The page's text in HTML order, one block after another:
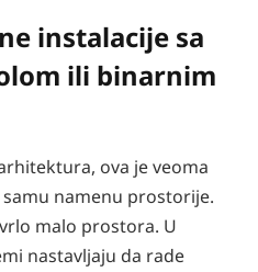
instalacije sa
ili binarnim
ova je veoma
namenu prostorije.
malo prostora. U
nastavljaju da rade